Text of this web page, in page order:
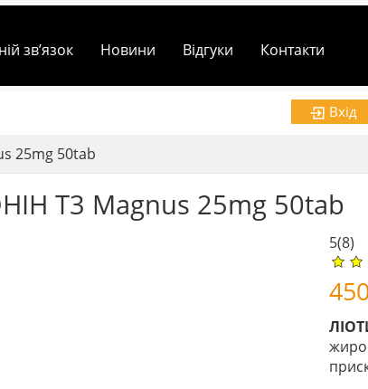
зв’язок Новини Відгуки Контакти
Вхід
25mg 50tab
Т3 Magnus 25mg 50tab
5(8)
450